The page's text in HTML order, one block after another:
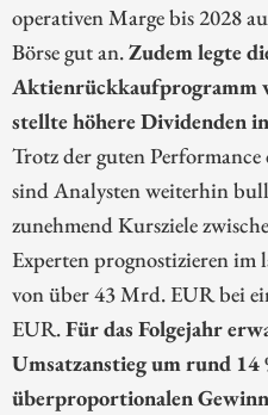
operativen Marge bis 2028
Börse gut an.Zudem legte
Aktienrückkaufprogramm
stellte höhere Dividenden
Trotz der guten
sind Analysten weiterhin
zunehmend Kursziele
Experten prognostizieren im
von über 43 Mrd. EUR bei
EUR.Für das Folgejahr
Umsatzanstieg um rund 14
überproportionalen